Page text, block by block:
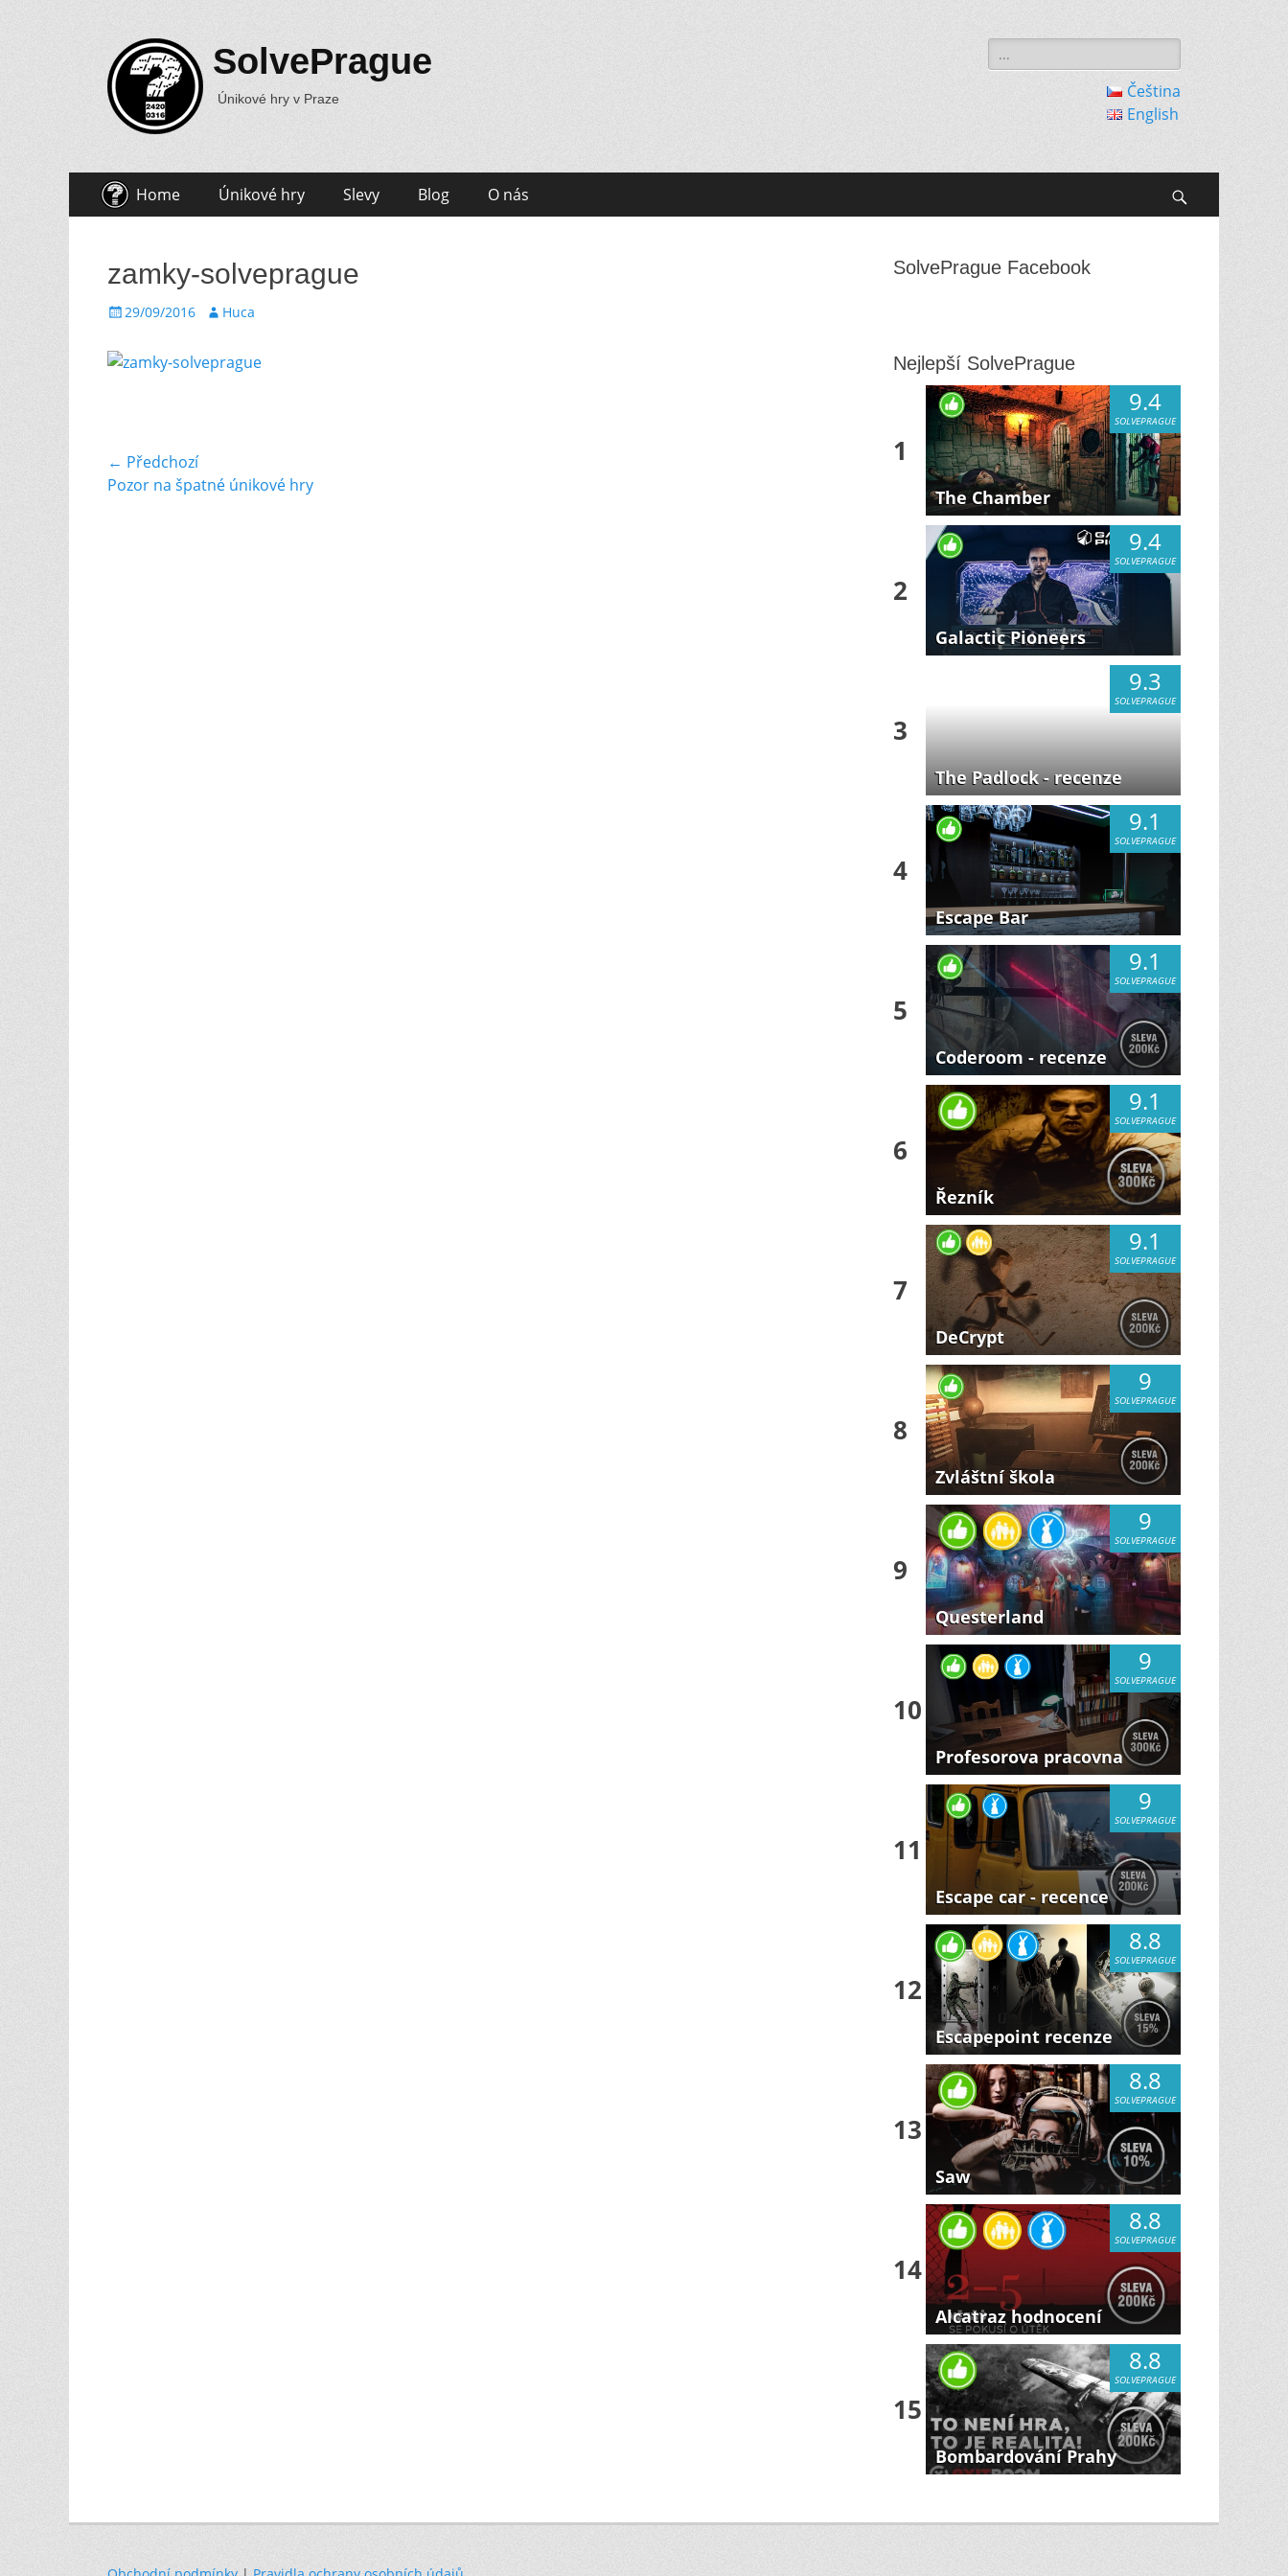
SolvePrague
Únikové hry v Praze
for:
Čeština
English
Primary
Menu
Skip
to
Home Únikové hry Slevy Blog O nás
zamky-solveprague
Posted
29/09/2016 Author
Huca
Navigace
pro
← Předchozí
Previous
Pozor na špatné únikové hry
SolvePrague Facebook
Nejlepší SolvePrague
1
9.4
SOLVEPRAGUE
The Chamber
2
9.4
SOLVEPRAGUE
Galactic Pioneers
3
9.3
SOLVEPRAGUE
The Padlock - recenze
4
9.1
SOLVEPRAGUE
Escape Bar
5
9.1
SOLVEPRAGUE
Coderoom - recenze
6
9.1
SOLVEPRAGUE
Řezník
7
9.1
SOLVEPRAGUE
DeCrypt
8
9
SOLVEPRAGUE
Zvláštní škola
9
9
SOLVEPRAGUE
Questerland
10
9
SOLVEPRAGUE
Profesorova pracovna
11
9
SOLVEPRAGUE
Escape car - recence
12
8.8
SOLVEPRAGUE
Escapepoint recenze
13
8.8
SOLVEPRAGUE
Saw
14
8.8
SOLVEPRAGUE
Alcatraz hodnocení
15
8.8
SOLVEPRAGUE
Bombardování Prahy